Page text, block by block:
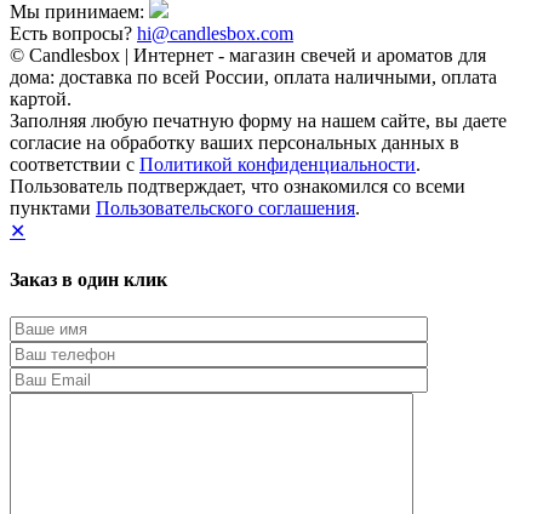
Мы принимаем:
Есть вопросы? hi@candlesbox.com
© Candlesbox | Интернет - магазин свечей и ароматов для
дома: доставка по всей России, оплата наличными, оплата
картой.
Заполняя любую печатную форму на нашем сайте, вы даете
согласие на обработку ваших персональных данных в
соответствии с Политикой конфиденциальности.
Пользователь подтверждает, что ознакомился со всеми
пунктами Пользовательского соглашения.
✕
Заказ в один клик